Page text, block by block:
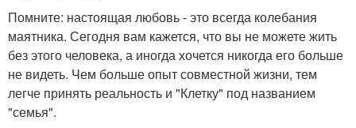
Помните: настоящая любовь - это всегда колебания
маятника. Сегодня вам кажется, что вы не можете жить
без этого человека, а иногда хочется никогда его больше
не видеть. Чем больше опыт совместной жизни, тем
легче принять реальность и "Клетку" под названием
"семья".